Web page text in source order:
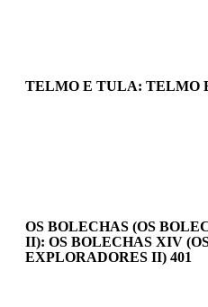
TELMO E TULA: TELMO
OS BOLECHAS (OS
II): OS BOLECHAS XIV
EXPLORADORES II) 401